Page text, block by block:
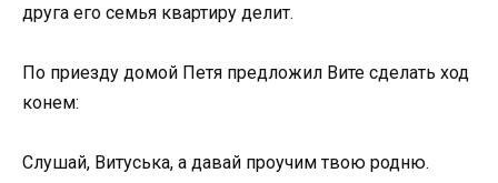
друга его семья квартиру делит.
По приезду домой Петя предложил Вите сделать ход
конем:
Слушай, Витуська, а давай проучим твою родню.